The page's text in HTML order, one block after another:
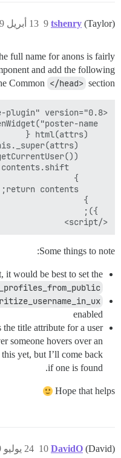
tshenry (Taylor) 13 أبريل 2019، 3:43ص 9
full name for anons is fairly
and add the following
Common </head> section:
</script>
Some things to note:
it would be best to set the
enabled
the title attribute for a user
someone hovers over an
yet, but I’ll come back
if one is found.
Hope that helps
DavidO (David) 24 يوليو 2019، 2:18ص 10